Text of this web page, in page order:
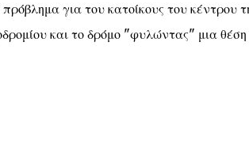
για του κατοίκους του κέντρου
και το δρόμο "φυλώντας" μια θέση